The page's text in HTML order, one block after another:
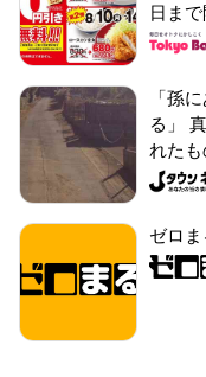
日まで
「孫
る」
れた
ゼロま